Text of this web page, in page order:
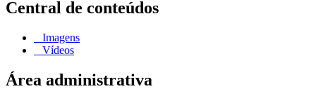
Central de conteúdos
Imagens
Vídeos
Área administrativa